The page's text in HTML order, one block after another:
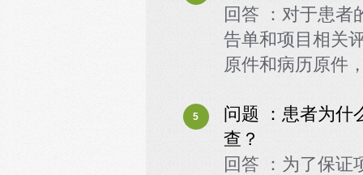
回答 ：对于患者
告单和项目相关
原件和病历原件
5
问题 ：患者为什
查？
回答 ：为了保证